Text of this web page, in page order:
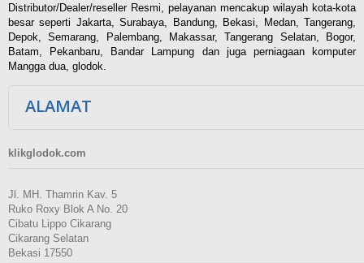
Distributor/Dealer/reseller Resmi, pelayanan mencakup wilayah kota-kota
besar seperti Jakarta, Surabaya, Bandung, Bekasi, Medan, Tangerang,
Depok, Semarang, Palembang, Makassar, Tangerang Selatan, Bogor,
Batam, Pekanbaru, Bandar Lampung dan juga perniagaan komputer
Mangga dua, glodok.
ALAMAT
klikglodok.com
Jl. MH. Thamrin Kav. 5
Ruko Roxy Blok A No. 20
Cibatu Lippo Cikarang
Cikarang Selatan
Bekasi 17550